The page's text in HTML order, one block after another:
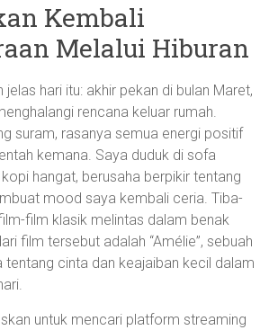
Kembali
Melalui Hiburan
jelas hari itu: akhir pekan di bulan Maret,
rencana keluar rumah.
suram, rasanya semua energi positif
kemana. Saya duduk di sofa
hangat, berusaha berpikir tentang
mood saya kembali ceria. Tiba-
film klasik melintas dalam benak
film tersebut adalah “Amélie”, sebuah
tentang cinta dan keajaiban kecil dalam
untuk mencari platform streaming